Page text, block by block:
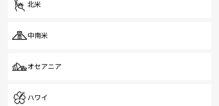
北米
中南米
オセアニア
ハワイ